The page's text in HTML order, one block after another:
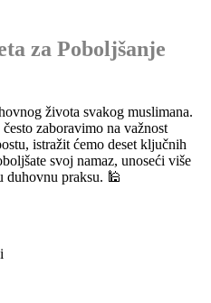
za Poboljšanje
života svakog muslimana.
zaboravimo na važnost
istražit ćemo deset ključnih
svoj namaz, unoseći više
duhovnu praksu. 🕌